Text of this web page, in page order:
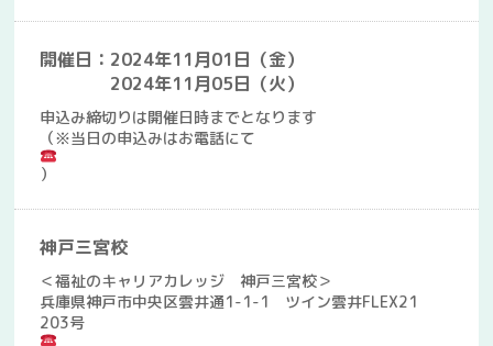
開催日：2024年11月01日（金）
2024年11月05日（火）
申込み締切りは開催日時までとなります
（※当日の申込みはお電話にて
）
神戸三宮校
＜福祉のキャリアカレッジ 神戸三宮校＞
兵庫県神戸市中央区雲井通1-1-1 ツイン雲井FLEX21
203号